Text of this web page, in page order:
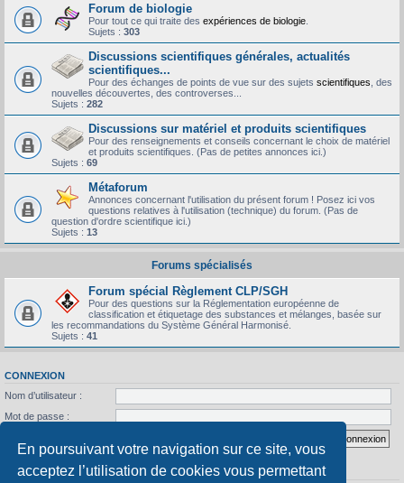
En poursuivant votre navigation sur ce site, vous
acceptez l’utilisation de cookies vous permettant
Forum de biologie
Pour tout ce qui traite des expériences de biologie
Sujets : 303
Discussions scientifiques générales, actualités
scientifiques...
Pour des échanges de points de vue sur des sujets scientifiques , des
nouvelles découvertes, des controverses...
Sujets : 282
Discussions sur matériel et produits scientifiques
Pour des renseignements et conseils concernant le choix de matériel
et produits scientifiques. (Pas de petites annonces ici.)
Sujets : 69
Métaforum
Annonces concernant l'utilisation du présent forum ! Posez ici vos
questions relatives à l'utilisation (technique) du forum. (Pas de
question d'ordre scientifique ici.)
Sujets : 13
Forums spécialisés
Forum spécial Règlement CLP/SGH
Pour des questions sur la Réglementation européenne de
classification et étiquetage des substances et mélanges, basée sur
les recommandations du Système Général Harmonisé.
Sujets : 41
CONNEXION
Nom d’utilisateur :
Mot de passe :
STATISTIQUES